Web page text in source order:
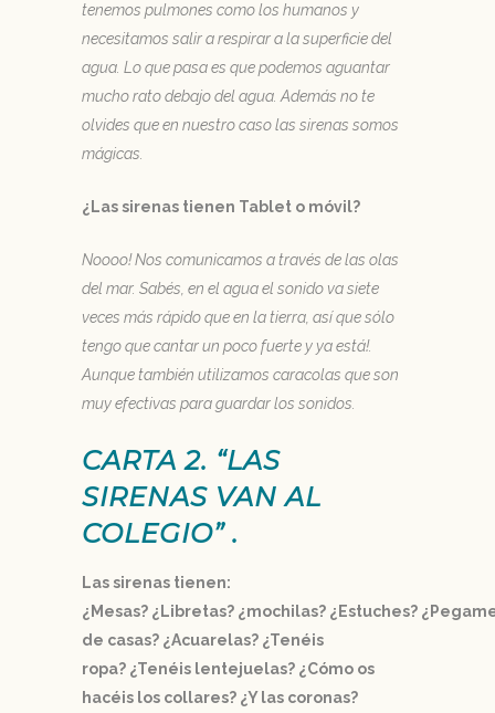
tenemos pulmones como los humanos y
necesitamos salir a respirar a la superficie del
agua. Lo que pasa es que podemos aguantar
mucho rato debajo del agua. Además no te
olvides que en nuestro caso las sirenas somos
mágicas.
¿Las sirenas tienen Tablet o móvil?
Noooo! Nos comunicamos a través de las olas
del mar. Sabés, en el agua el sonido va siete
veces más rápido que en la tierra, así que sólo
tengo que cantar un poco fuerte y ya está!.
Aunque también utilizamos caracolas que son
muy efectivas para guardar los sonidos.
CARTA 2. “LAS
SIRENAS VAN AL
COLEGIO” .
Las sirenas tienen:
¿Mesas? ¿Libretas? ¿mochilas? ¿Estuches?
de casas? ¿Acuarelas? ¿Tenéis
ropa? ¿Tenéis lentejuelas? ¿Cómo os
hacéis los collares? ¿Y las coronas?